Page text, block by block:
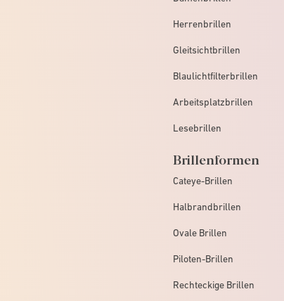
Herrenbrillen
Gleitsichtbrillen
Blaulichtfilterbrillen
Arbeitsplatzbrillen
Lesebrillen
Brillenformen
Cateye-Brillen
Halbrandbrillen
Ovale Brillen
Piloten-Brillen
Rechteckige Brillen